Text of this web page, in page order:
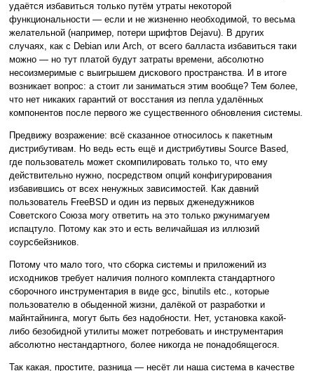
удаётся избавиться только путём утраты некоторой
функциональности — если и не жизненно необходимой, то весьма
желательной (например, потери шрифтов Dejavu). В других
случаях, как с Debian или Arch, от всего балласта избавиться таки
можно — но тут платой будут затраты времени, абсолютно
несоизмеримые с выигрышем дискового пространства. И в итоге
возникает вопрос: а стоит ли заниматься этим вообще? Тем более,
что нет никаких гарантий от восстания из пепла удалённых
компонентов после первого же существенного обновления системы.
Предвижу возражение: всё сказанное относилось к пакетным
дистрибутивам. Но ведь есть ещё и дистрибутивы Source Based,
где пользователь может скомпилировать только то, что ему
действительно нужно, посредством опций конфигурирования
избавившись от всех ненужных зависимостей. Как давний
пользователь FreeBSD и один из первых дженедужников
Советского Союза могу ответить на это только ржунимагуем
испацтуло. Потому как это и есть величайшая из иллюзий
соурсбейзников.
Потому что мало того, что сборка системы и приложений из
исходников требует наличия полного комплекта стандартного
сборочного инструментария в виде gcc, binutils etc., которые
пользователю в обыденной жизни, далёкой от разработки и
майнтайнинга, могут быть без надобности. Нет, установка какой-
либо безобидной утилиты может потребовать и инструментария
абсолютно нестандартного, более никогда не понадобящегося.
Так какая, простите, разница — несёт ли наша система в качестве